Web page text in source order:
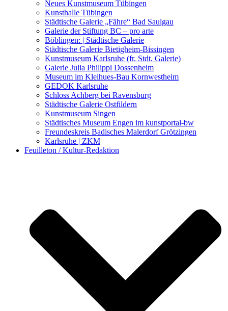
Kunstwettbewerbe, Ausschreibungen für Künstler
Neues Kunstmuseum Tübingen
Kunsthalle Tübingen
Städtische Galerie „Fähre“ Bad Saulgau
Galerie der Stiftung BC – pro arte
Böblingen: | Städtische Galerie
Städtische Galerie Bietigheim-Bissingen
Kunstmuseum Karlsruhe (fr. Stdt. Galerie)
Galerie Julia Philippi Dossenheim
Museum im Kleihues-Bau Kornwestheim
GEDOK Karlsruhe
Schloss Achberg bei Ravensburg
Städtische Galerie Ostfildern
Kunstmuseum Singen
Städtisches Museum Engen im kunstportal-bw
Freundeskreis Badisches Malerdorf Grötzingen
Karlsruhe | ZKM
Feuilleton / Kultur-Redaktion